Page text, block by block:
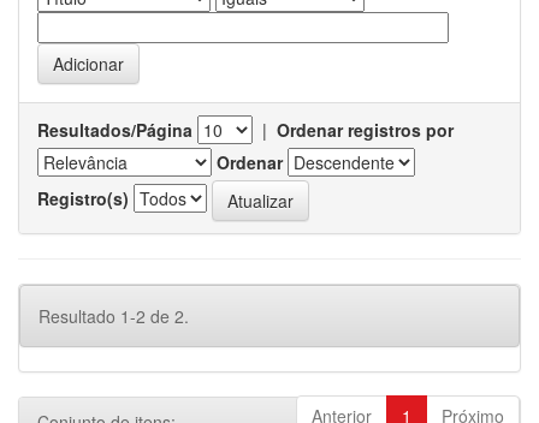
Resultados/Página | Ordenar registros por
Ordenar
Registro(s)
Resultado 1-2 de 2.
Anterior 1 Próximo